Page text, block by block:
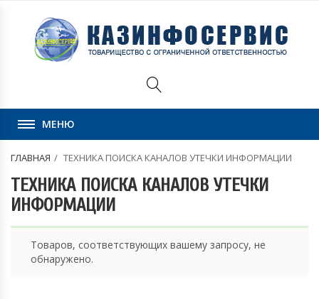
МЕНЮ
ГЛАВНАЯ ТЕХНИКА ПОИСКА КАНАЛОВ УТЕЧКИ ИНФОРМАЦИИ
ТЕХНИКА ПОИСКА КАНАЛОВ УТЕЧКИ
ИНФОРМАЦИИ
Товаров, соответствующих вашему запросу, не
обнаружено.